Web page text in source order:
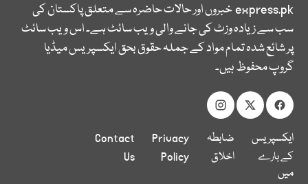
express.pkخبروں اور حالات حاضرہ سے متعلق پاکستان کی
سب سے زیادہ وزٹ کی جانے والی ویب سائٹ ہے۔ اس ویب سائٹ
پر شائع شدہ تمام مواد کے جملہ حقوق بحق ایکسپریس میڈیا
گروپ محفوظ ہیں۔
ایکسپریس
کے بارے
میں
ضابطہ
اخلاق
Privacy
Policy
Contact
Us